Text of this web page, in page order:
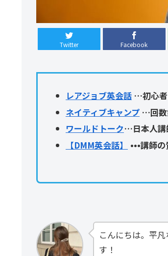
Twitter Facebook
レアジョブ英会話 …初心
ネイティブキャンプ …回数
ワールドトーク…日本人講
【DMM英会話】
•••講師
こんにちは。平
す！